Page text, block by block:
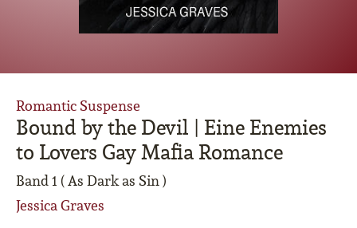
Bound by the Devil | Eine Enemies
to Lovers Gay Mafia Romance
Band 1 ( As Dark as Sin )
Jessica Graves
Romantic Suspense